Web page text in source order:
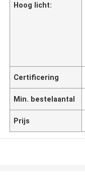
Hoog licht:
Certificering
Min. bestelaantal
Prijs